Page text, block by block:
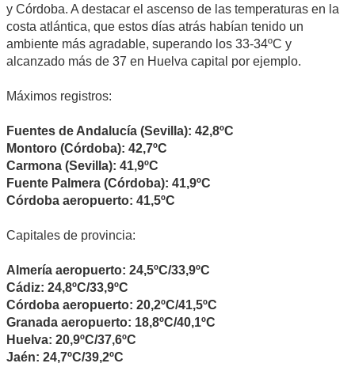
y Córdoba. A destacar el ascenso de las temperaturas en la
costa atlántica, que estos días atrás habían tenido un
ambiente más agradable, superando los 33-34ºC y
alcanzado más de 37 en Huelva capital por ejemplo.
Máximos registros:
Fuentes de Andalucía (Sevilla): 42,8ºC
Montoro (Córdoba): 42,7ºC
Carmona (Sevilla): 41,9ºC
Fuente Palmera (Córdoba): 41,9ºC
Córdoba aeropuerto: 41,5ºC
Capitales de provincia:
Almería aeropuerto: 24,5ºC/33,9ºC
Cádiz: 24,8ºC/33,9ºC
Córdoba aeropuerto: 20,2ºC/41,5ºC
Granada aeropuerto: 18,8ºC/40,1ºC
Huelva: 20,9ºC/37,6ºC
Jaén: 24,7ºC/39,2ºC